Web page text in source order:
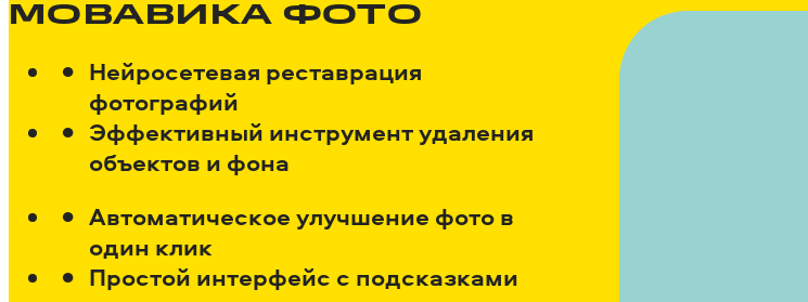
МОВАВИКА ФОТО
Нейросетевая реставрация
фотографий
Эффективный инструмент удаления
объектов и фона
Автоматическое улучшение фото в
один клик
Простой интерфейс с подсказками